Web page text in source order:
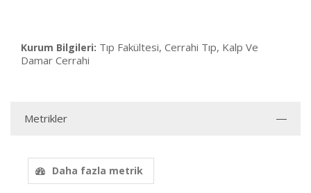
Kurum Bilgileri: Tıp Fakültesi, Cerrahi Tıp, Kalp Ve
Damar Cerrahi
Metrikler
Daha fazla metrik